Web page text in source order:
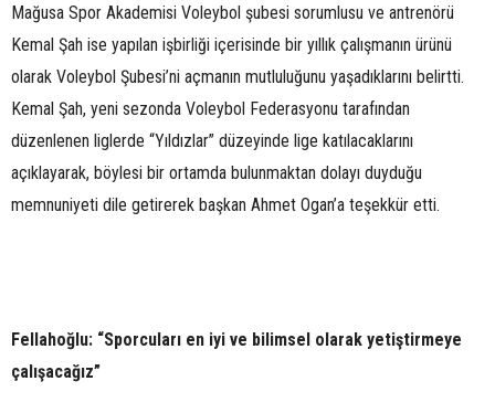
Mağusa Spor Akademisi Voleybol şubesi sorumlusu ve antrenörü
Kemal Şah ise yapılan işbirliği içerisinde bir yıllık çalışmanın ürünü
olarak Voleybol Şubesi’ni açmanın mutluluğunu yaşadıklarını belirtti.
Kemal Şah, yeni sezonda Voleybol Federasyonu tarafından
düzenlenen liglerde “Yıldızlar” düzeyinde lige katılacaklarını
açıklayarak, böylesi bir ortamda bulunmaktan dolayı duyduğu
memnuniyeti dile getirerek başkan Ahmet Ogan’a teşekkür etti.
Fellahoğlu: “Sporcuları en iyi ve bilimsel olarak yetiştirmeye
çalışacağız”